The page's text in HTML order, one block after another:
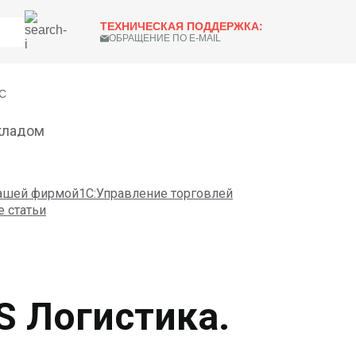
ТЕХНИЧЕСКАЯ ПОДДЕРЖКА:
ОБРАЩЕНИЕ ПО E-MAIL
фирмой1С:Управление торговлей
статьи
Логистика.